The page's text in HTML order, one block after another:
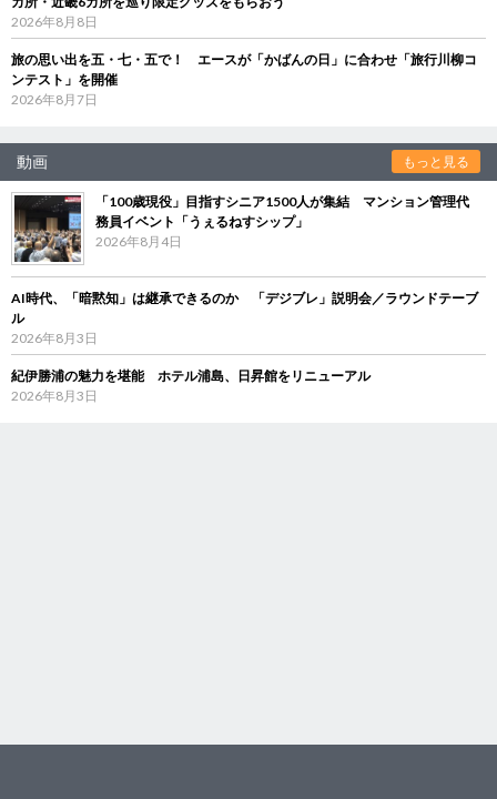
2026年8月8日
旅の思い出を五・七・五で！ エースが「かばんの日」に合わせ「旅行川柳コ
ンテスト」を開催
2026年8月7日
動画 もっと見る
「100歳現役」目指すシニア1500人が集結 マンション管理代
務員イベント「うぇるねすシップ」
2026年8月4日
AI時代、「暗黙知」は継承できるのか 「デジブレ」説明会／ラウンドテーブ
ル
2026年8月3日
紀伊勝浦の魅力を堪能 ホテル浦島、日昇館をリニューアル
2026年8月3日